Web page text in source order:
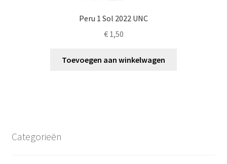
Peru 1 Sol 2022 UNC
€1,50
Toevoegen aan winkelwagen
Categorieën